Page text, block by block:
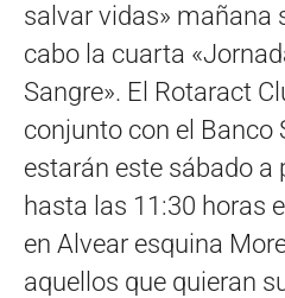
salvar vidas» mañana
cabo la cuarta
Sangre». El Rotaract
conjunto con el Banco
estarán este sábado a
hasta las 11:30 horas
en Alvear esquina
aquellos que quieran